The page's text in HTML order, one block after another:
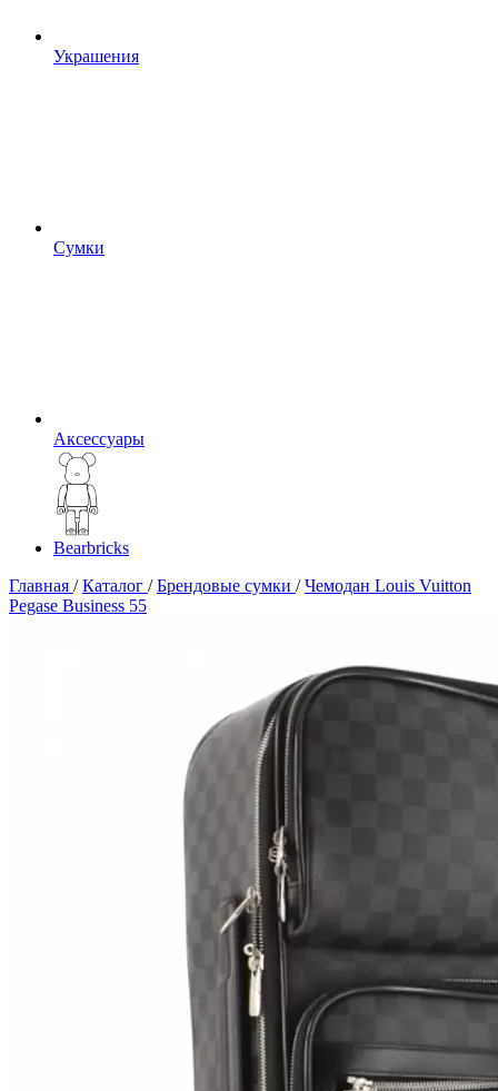
Украшения
Сумки
Аксессуары
Bearbricks
Главная /Каталог /Брендовые сумки /Чемодан Louis Vuitton
Pegase Business 55